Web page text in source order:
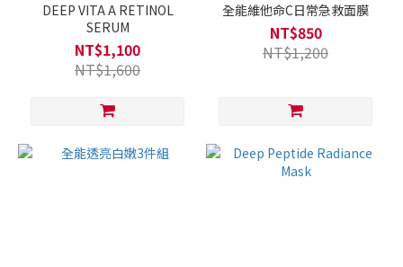
DEEP VITA A RETINOL
SERUM
NT$1,100
NT$1,600
全能維他命C日常急救面膜
NT$850
NT$1,200